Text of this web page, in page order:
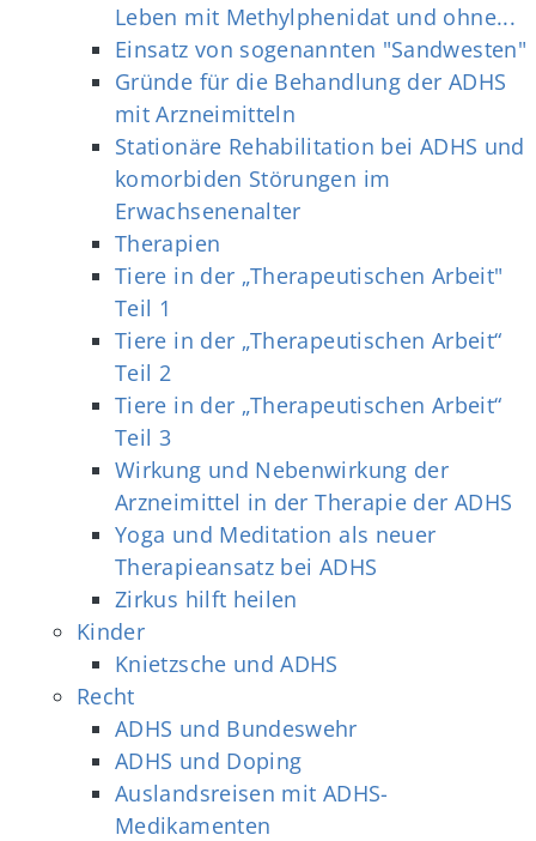
Leben mit Methylphenidat und ohne...
Einsatz von sogenannten "Sandwesten"
Gründe für die Behandlung der ADHS
mit Arzneimitteln
Stationäre Rehabilitation bei ADHS und
komorbiden Störungen im
Erwachsenenalter
Therapien
Tiere in der „Therapeutischen Arbeit"
Teil 1
Tiere in der „Therapeutischen Arbeit“
Teil 2
Tiere in der „Therapeutischen Arbeit“
Teil 3
Wirkung und Nebenwirkung der
Arzneimittel in der Therapie der ADHS
Yoga und Meditation als neuer
Therapieansatz bei ADHS
Zirkus hilft heilen
Kinder
Knietzsche und ADHS
Recht
ADHS und Bundeswehr
ADHS und Doping
Auslandsreisen mit ADHS-
Medikamenten